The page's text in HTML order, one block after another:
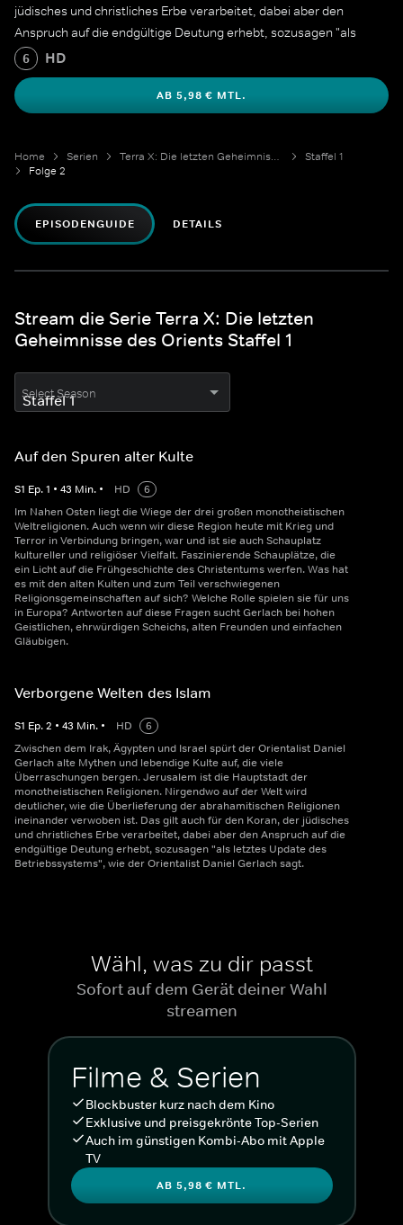
jüdisches und christliches Erbe verarbeitet, dabei aber den
Anspruch auf die endgültige Deutung erhebt, sozusagen "als
letztes Update des Betriebssystems", wie der Orientalist Daniel
Gerlach sagt.
6 HD
AB 5,98 € MTL.
Home Serien Terra X: Die letzten Geheimnisse des Orients
Staffel 1
Folge 2
EPISODENGUIDE DETAILS
Stream die Serie Terra X: Die letzten
Geheimnisse des Orients Staffel 1
Select Season
Auf den Spuren alter Kulte
S1 Ep.1 • 43 Min. • HD
6
Im Nahen Osten liegt die Wiege der drei großen monotheistischen
Weltreligionen. Auch wenn wir diese Region heute mit Krieg und
Terror in Verbindung bringen, war und ist sie auch Schauplatz
kultureller und religiöser Vielfalt. Faszinierende Schauplätze, die
ein Licht auf die Frühgeschichte des Christentums werfen. Was hat
es mit den alten Kulten und zum Teil verschwiegenen
Religionsgemeinschaften auf sich? Welche Rolle spielen sie für uns
in Europa? Antworten auf diese Fragen sucht Gerlach bei hohen
Geistlichen, ehrwürdigen Scheichs, alten Freunden und einfachen
Gläubigen.
Verborgene Welten des Islam
S1 Ep.2 • 43 Min. • HD
6
Zwischen dem Irak, Ägypten und Israel spürt der Orientalist Daniel
Gerlach alte Mythen und lebendige Kulte auf, die viele
Überraschungen bergen. Jerusalem ist die Hauptstadt der
monotheistischen Religionen. Nirgendwo auf der Welt wird
deutlicher, wie die Überlieferung der abrahamitischen Religionen
ineinander verwoben ist. Das gilt auch für den Koran, der jüdisches
und christliches Erbe verarbeitet, dabei aber den Anspruch auf die
endgültige Deutung erhebt, sozusagen "als letztes Update des
Betriebssystems", wie der Orientalist Daniel Gerlach sagt.
Wähl, was zu dir passt
Sofort auf dem Gerät deiner Wahl
streamen
Filme & Serien
Blockbuster kurz nach dem Kino
Exklusive und preisgekrönte Top-Serien
Auch im günstigen Kombi-Abo mit Apple
TV
AB 5,98 € MTL.